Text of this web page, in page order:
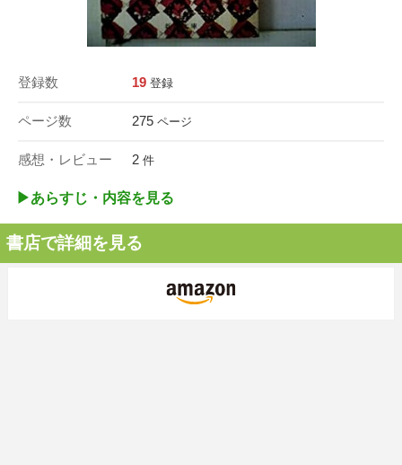
登録数 19 登録
ページ数 275 ページ
感想・レビュー 2 件
▶︎あらすじ・内容を見る
書店で詳細を見る